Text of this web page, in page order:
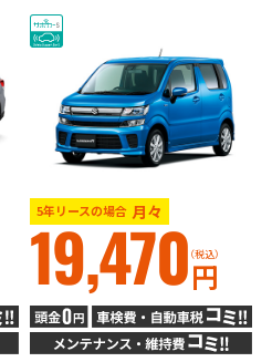
5年リースの場合 月々
19,470円
（税込）